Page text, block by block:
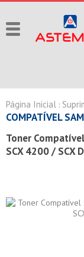
Página Inicial :
COMPATÍVEL
Toner
SCX 4200 / SCX